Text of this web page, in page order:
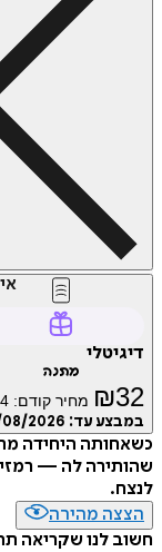
דיגיטלי
מתנה
₪32 מחיר קודם:
במבצע עד: 08/2026
כשאחותה היחידה
שהותירה לה —
לנצח.
הצצה מהירה
חשוב לנו שקריאה